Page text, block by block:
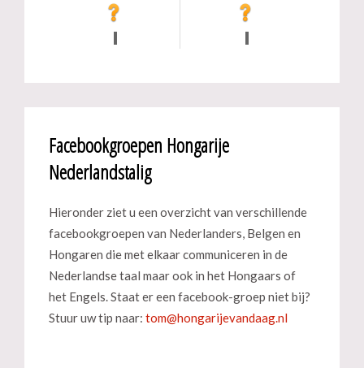
Facebookgroepen Hongarije
Nederlandstalig
Hieronder ziet u een overzicht van verschillende
facebookgroepen van Nederlanders, Belgen en
Hongaren die met elkaar communiceren in de
Nederlandse taal maar ook in het Hongaars of
het Engels. Staat er een facebook-groep niet bij?
Stuur uw tip naar: